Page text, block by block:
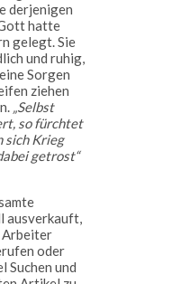
derjenigen
hatte
gelegt. Sie
und ruhig,
Sorgen
ziehen
„Selbst
so fürchtet
sich Krieg
getrost“
ausverkauft,
Arbeiter
oder
Suchen und